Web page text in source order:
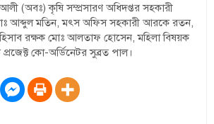
(অবঃ) কৃষি সম্প্রসারণ অধিদপ্তর সহকারী
আব্দুল মতিন, মৎস অফিস সহকারী আরকে রতন,
হিসাব রক্ষক মোঃ আলতাফ হোসেন, মহিলা বিষয়ক
কো-অর্ডিনেটর সুব্রত পাল।